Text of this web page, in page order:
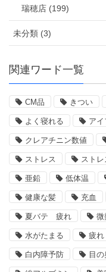
瑞穂店 (199)
未分類 (3)
関連ワード一覧
CM品 きつい
よく寝れる ア
クレアチニン数値
ストレス ストレ
亜鉛 低体温
健康な髪 充血
夏バテ 疲れ 微
水がたまる 疲れ
白内障予防 目